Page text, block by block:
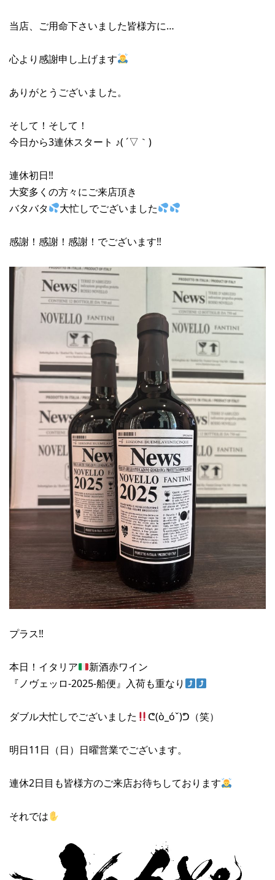
当店、ご用命下さいました皆様方に…
心より感謝申し上げます
ありがとうございました。
そして！そして！
今日から3連休スタート ♪( ´▽｀)
連休初日‼︎
大変多くの方々にご来店頂き
バタバタ
大忙しでございました
感謝！感謝！感謝！でございます‼︎
プラス‼︎
本日！イタリア
新酒赤ワイン
『ノヴェッロ-2025-船便』入荷も重なり
ダブル大忙しでございました ᕦ(ò_óˇ)ᕤ（笑）
明日11日（日）日曜営業でございます。
連休2日目も皆様方のご来店お待ちしております
それでは